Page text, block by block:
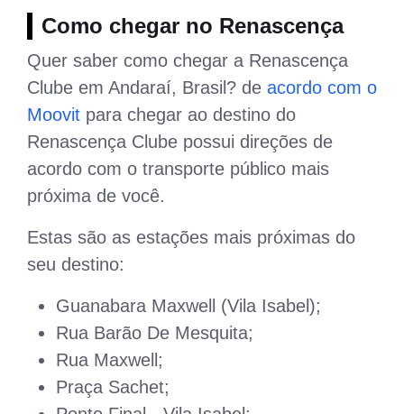
Como chegar no Renascença
Quer saber como chegar a Renascença
Clube em Andaraí, Brasil? de acordo com o
Moovit para chegar ao destino do
Renascença Clube possui direções de
acordo com o transporte público mais
próxima de você.
Estas são as estações mais próximas do
seu destino:
Guanabara Maxwell (Vila Isabel);
Rua Barão De Mesquita;
Rua Maxwell;
Praça Sachet;